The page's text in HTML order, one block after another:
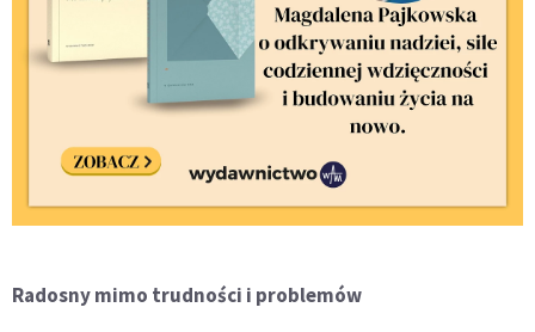
Radosny mimo trudności i problemów